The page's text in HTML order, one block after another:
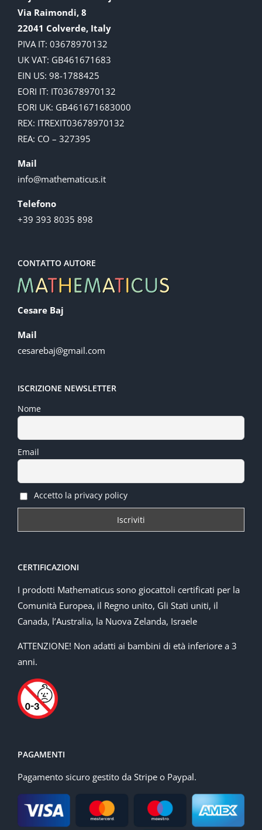
Via Raimondi, 8
22041 Colverde, Italy
PIVA IT: 03678970132
UK VAT: GB461671683
EIN US: 98-1788425
EORI IT: IT03678970132
EORI UK: GB461671683000
REX: ITREXIT03678970132
REA: CO – 327395
Mail
info@mathematicus.it
Telefono
+39 393 8035 898
CONTATTO AUTORE
Cesare Baj
Mail
cesarebaj@gmail.com
ISCRIZIONE NEWSLETTER
Nome
Email
Accetto la privacy policy
CERTIFICAZIONI
I prodotti Mathematicus sono giocattoli certificati per la
Comunità Europea, il Regno unito, Gli Stati uniti, il
Canada, l’Australia, la Nuova Zelanda, Israele
ATTENZIONE! Non adatti ai bambini di età inferiore a 3
anni.
PAGAMENTI
Pagamento sicuro gestito da Stripe o Paypal.